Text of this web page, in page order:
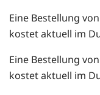
Eine Bestellung
kostet aktuell im
Eine Bestellung
kostet aktuell im